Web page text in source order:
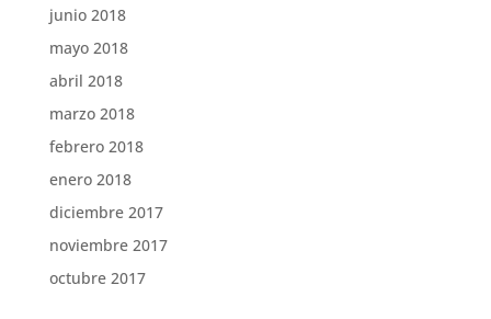
junio 2018
mayo 2018
abril 2018
marzo 2018
febrero 2018
enero 2018
diciembre 2017
noviembre 2017
octubre 2017